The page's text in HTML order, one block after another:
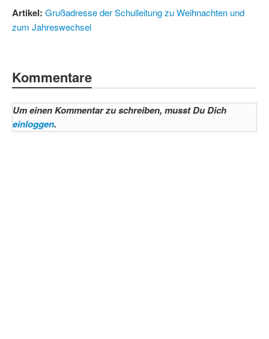
Artikel: Grußadresse der Schulleitung zu Weihnachten und
zum Jahreswechsel
Kommentare
Um einen Kommentar zu schreiben, musst Du Dich
einloggen.